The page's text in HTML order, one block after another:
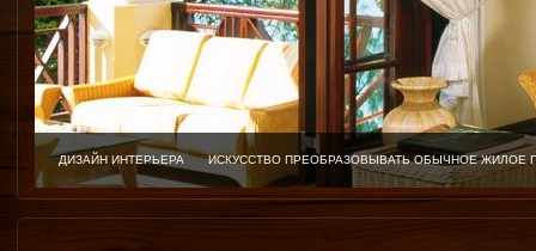
ДИЗАЙН ИНТЕРЬЕРА ИСКУССТВО ПРЕОБРАЗОВЫВАТЬ ОБЫЧНОЕ